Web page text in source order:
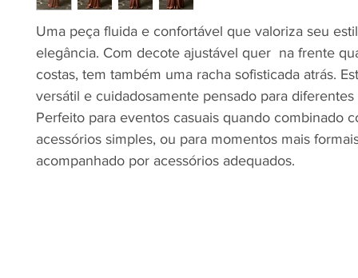
Uma peça fluida e confortável que valoriza seu
elegância. Com decote ajustável quer na frente
costas, tem também uma racha sofisticada atrás.
versátil e cuidadosamente pensado para diferentes
Perfeito para eventos casuais quando combinado
acessórios simples, ou para momentos mais
acompanhado por acessórios adequados.